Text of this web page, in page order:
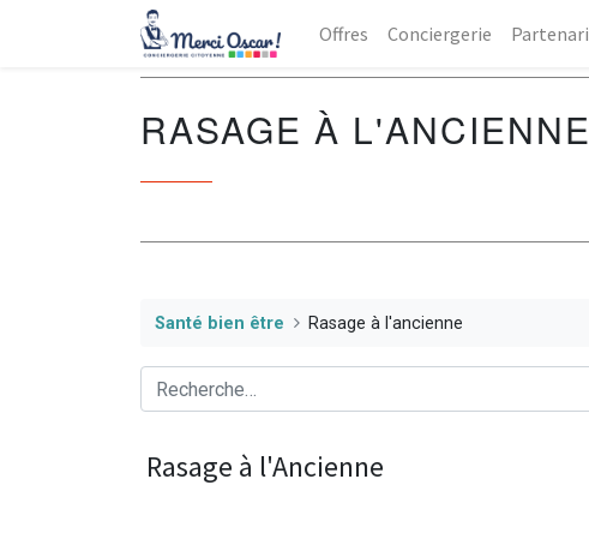
Offres Conciergerie
RASAGE À L'ANCIENNE
Santé bien être Rasage à l'ancienne
Rasage à l'Ancienne